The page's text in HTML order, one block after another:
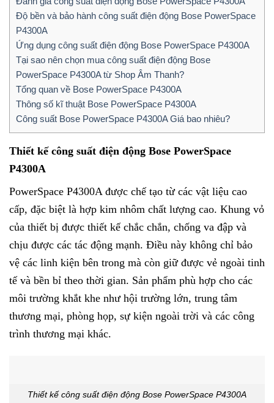
Độ bền và bảo hành công suất điện động Bose PowerSpace
P4300A
Ứng dụng công suất điện động Bose PowerSpace P4300A
Tại sao nên chọn mua công suất điện động Bose
PowerSpace P4300A từ Shop Âm Thanh?
Tổng quan về Bose PowerSpace P4300A
Thông số kĩ thuật Bose PowerSpace P4300A
Công suất Bose PowerSpace P4300A Giá bao nhiêu?
Thiết kế công suất điện động Bose PowerSpace
P4300A
PowerSpace P4300A được chế tạo từ các vật liệu cao
cấp, đặc biệt là hợp kim nhôm chất lượng cao. Khung vỏ
của thiết bị được thiết kế chắc chắn, chống va đập và
chịu được các tác động mạnh. Điều này không chỉ bảo
vệ các linh kiện bên trong mà còn giữ được vẻ ngoài tinh
tế và bền bỉ theo thời gian. Sản phẩm phù hợp cho các
môi trường khắt khe như hội trường lớn, trung tâm
thương mại, phòng họp, sự kiện ngoài trời và các công
trình thương mại khác.
Thiết kế công suất điện động Bose PowerSpace P4300A